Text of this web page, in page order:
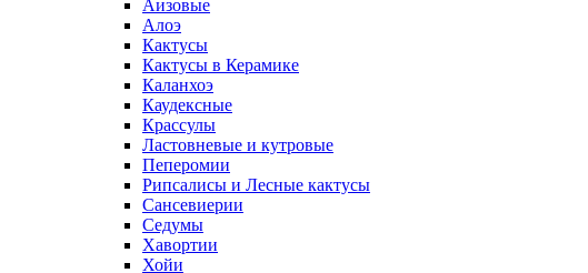
Аизовые
Алоэ
Кактусы
Кактусы в Керамике
Каланхоэ
Каудексные
Крассулы
Ластовневые и кутровые
Пеперомии
Рипсалисы и Лесные кактусы
Сансевиерии
Седумы
Хавортии
Хойи